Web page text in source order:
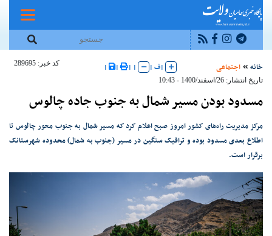
خانه اجتماعی |ف |
|
|
|
|
کد خبر: 289695
تاریخ انتشار: 26/اسفند/1400 - 10:43
مسدود بودن مسیر شمال به جنوب جاده چالوس
مرکز مدیریت راه‌های کشور امروز صبح اعلام کرد که مسیر شمال به جنوب محور چالوس تا
اطلاع بعدی مسدود بوده و ترافیک سنگین در مسیر (جنوب به شمال) محدوده شهرستانک
برقرار است.